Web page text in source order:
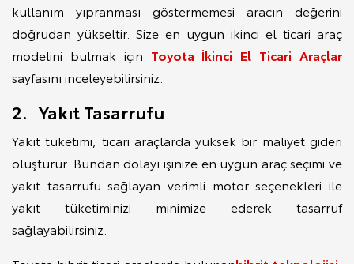
kullanım yıpranması göstermemesi aracın değerini
doğrudan yükseltir. Size en uygun ikinci el ticari araç
modelini bulmak için Toyota İkinci El Ticari Araçlar
sayfasını inceleyebilirsiniz.
2. Yakıt Tasarrufu
Yakıt tüketimi, ticari araçlarda yüksek bir maliyet gideri
oluşturur. Bundan dolayı işinize en uygun araç seçimi ve
yakıt tasarrufu sağlayan verimli motor seçenekleri ile
yakıt tüketiminizi minimize ederek tasarruf
sağlayabilirsiniz.